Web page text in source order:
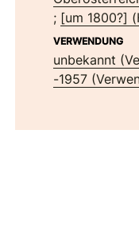
; [um 1800?]
VERWENDUNG
unbekannt
-1957